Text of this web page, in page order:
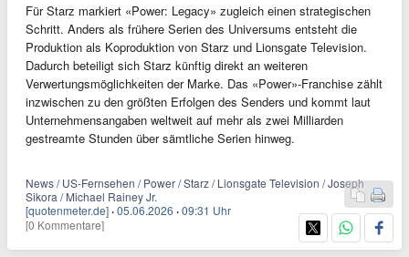
Für Starz markiert «Power: Legacy» zugleich einen strategischen
Schritt. Anders als frühere Serien des Universums entsteht die
Produktion als Koproduktion von Starz und Lionsgate Television.
Dadurch beteiligt sich Starz künftig direkt an weiteren
Verwertungsmöglichkeiten der Marke. Das «Power»-Franchise zählt
inzwischen zu den größten Erfolgen des Senders und kommt laut
Unternehmensangaben weltweit auf mehr als zwei Milliarden
gestreamte Stunden über sämtliche Serien hinweg.
News / US-Fernsehen / Power / Starz / Lionsgate Television / Joseph
Sikora / Michael Rainey Jr.
[quotenmeter.de] ·05.06.2026 ·09:31 Uhr
[0 Kommentare]